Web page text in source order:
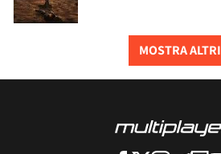
MOSTRA ALTRI